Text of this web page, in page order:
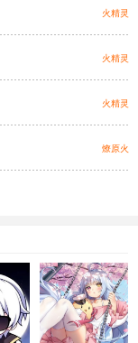
火精灵
火精灵
火精灵
燎原火